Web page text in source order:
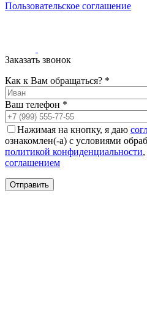
Пользовательское соглашение
Заказать звонок
Как к Вам обращаться? *
Ваш телефон *
Нажимая на кнопку, я даю
ознакомлен(-а) с условиями
политикой конфиденциальности,
соглашением